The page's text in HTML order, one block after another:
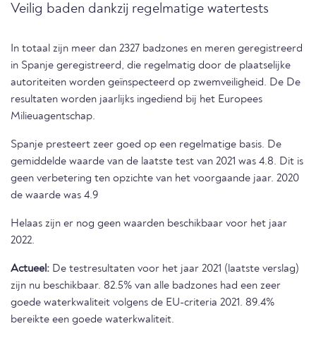
Veilig baden dankzij regelmatige watertests
In totaal zijn meer dan 2327 badzones en meren geregistreerd
in Spanje geregistreerd, die regelmatig door de plaatselijke
autoriteiten worden geïnspecteerd op zwemveiligheid. De De
resultaten worden jaarlijks ingediend bij het Europees
Milieuagentschap.
Spanje presteert zeer goed op een regelmatige basis. De
gemiddelde waarde van de laatste test van 2021 was 4.8. Dit is
geen verbetering ten opzichte van het voorgaande jaar. 2020
de waarde was 4.9
Helaas zijn er nog geen waarden beschikbaar voor het jaar
2022.
Actueel: De testresultaten voor het jaar 2021 (laatste verslag)
zijn nu beschikbaar. 82.5% van alle badzones had een zeer
goede waterkwaliteit volgens de EU-criteria 2021. 89.4%
bereikte een goede waterkwaliteit.